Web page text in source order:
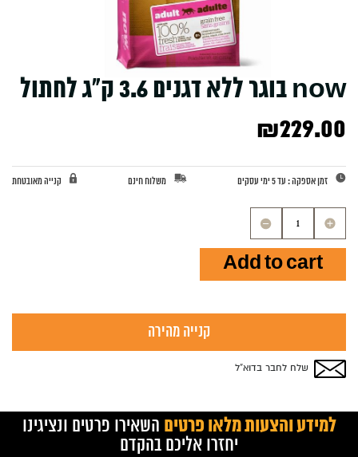
now בוגר ללא דגנים 3.6 ק”ג לחתול
₪229.00
זמן אספקה : עד 5 ימי עסקים משלוח חינם קנייה מאובטחת
Add to cart
קנייה מהירה
שלח לחבר בדוא”ל
למידע והצעות מלאו פרטים השאירו פרטים ונציגינו
יחזרו אליכם בהקדם